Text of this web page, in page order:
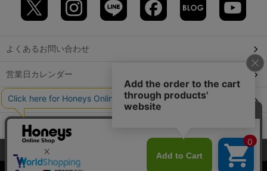
よくあるお問い合わせ
営業日カレンダー
店舗検索
GLOBAL GUIDE（海外からご利用のお客様）
当サイトでは、サイトの利便性向上のため、クッキー(Cookie)を使
用しています。詳しくは「
」をご覧くださ